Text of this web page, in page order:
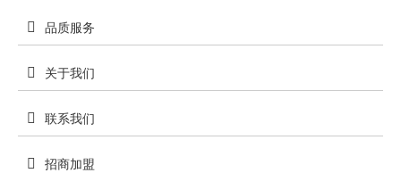
品质服务
关于我们
联系我们
招商加盟